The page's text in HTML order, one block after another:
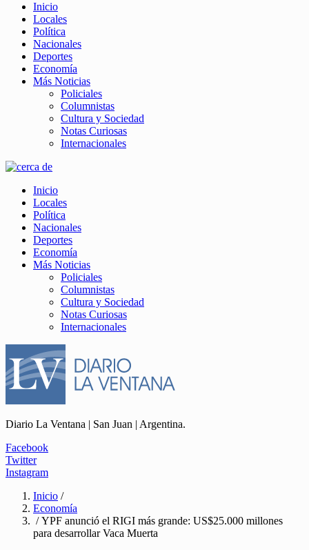
Inicio
Locales
Política
Nacionales
Deportes
Economía
Más Noticias
Policiales
Columnistas
Cultura y Sociedad
Notas Curiosas
Internacionales
Inicio
Locales
Política
Nacionales
Deportes
Economía
Más Noticias
Policiales
Columnistas
Cultura y Sociedad
Notas Curiosas
Internacionales
Diario La Ventana | San Juan | Argentina.
Facebook
Twitter
Instagram
Inicio /
Economía
/ YPF anunció el RIGI más grande: US$25.000 millones
para desarrollar Vaca Muerta